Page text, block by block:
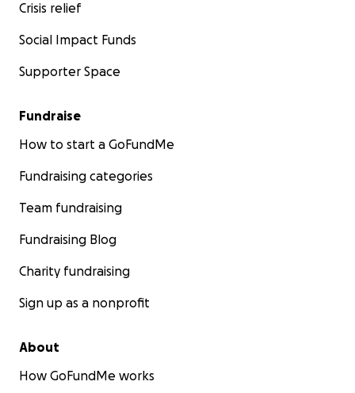
Crisis relief
Social Impact Funds
Supporter Space
Fundraise
How to start a GoFundMe
Fundraising categories
Team fundraising
Fundraising Blog
Charity fundraising
Sign up as a nonprofit
About
How GoFundMe works